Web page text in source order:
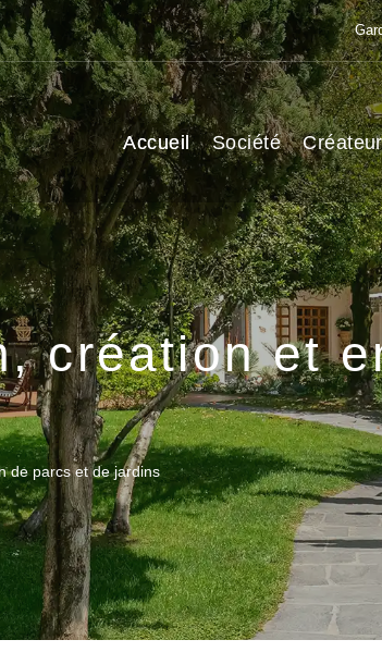
Accueil Société
création et
de parcs et de jardins